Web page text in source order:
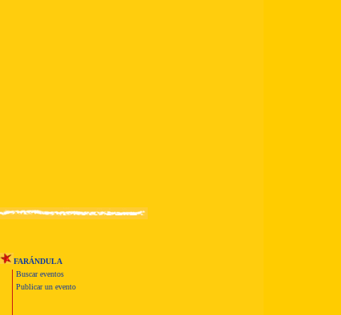
FARÁNDULA
Buscar eventos
Publicar un evento